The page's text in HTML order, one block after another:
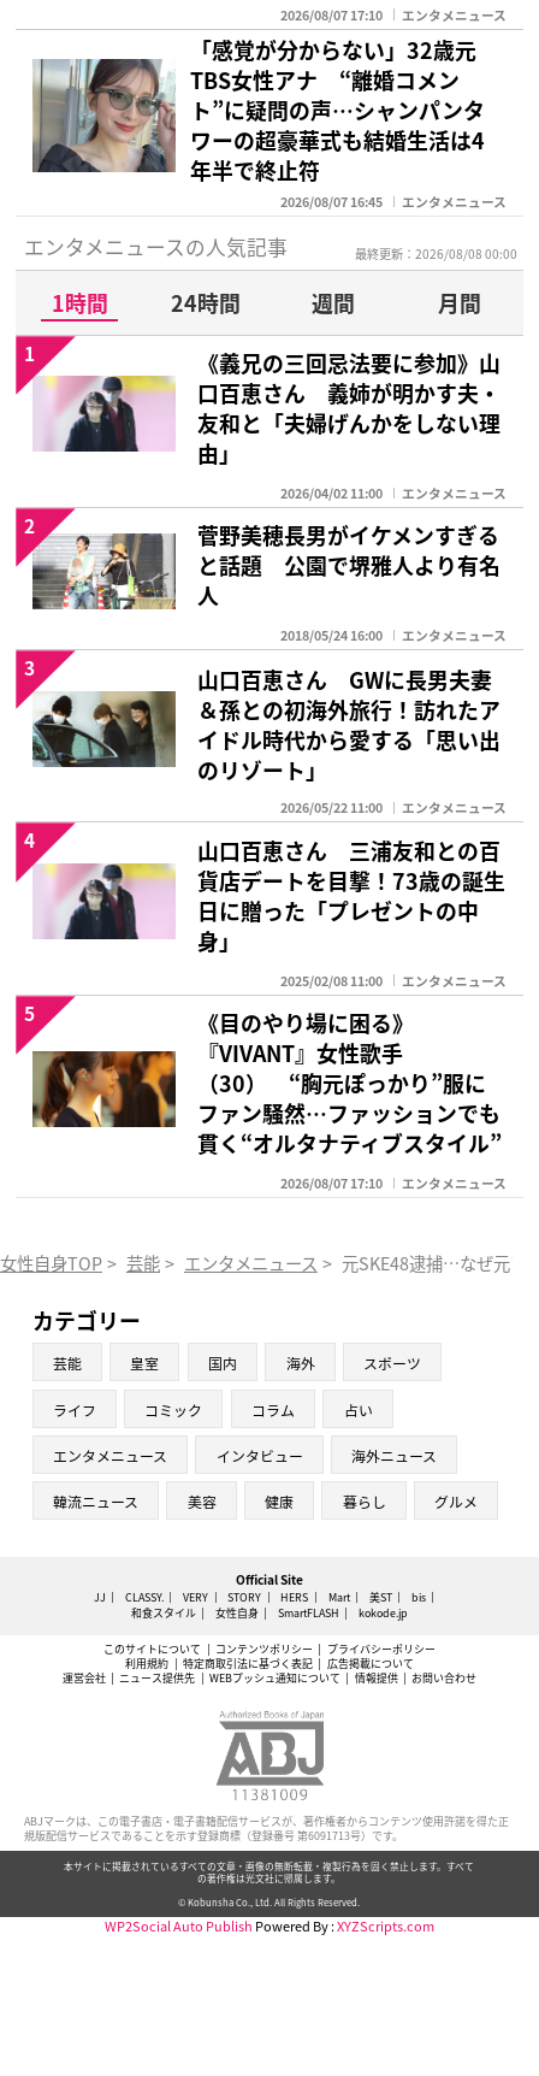
2026/08/07 17:10 エンタメニュース
「感覚が分からない」32歳元
TBS女性アナ “離婚コメン
ト”に疑問の声…シャンパンタ
ワーの超豪華式も結婚生活は4
年半で終止符
2026/08/07 16:45 エンタメニュース
エンタメニュースの人気記事 最終更新：2026/08/08 00:00
1時間 24時間 週間
月間
《義兄の三回忌法要に参加》山
口百恵さん 義姉が明かす夫・
友和と「夫婦げんかをしない理
由」
2026/04/02 11:00 エンタメニュース
1
菅野美穂長男がイケメンすぎる
と話題 公園で堺雅人より有名
人
2018/05/24 16:00 エンタメニュース
2
山口百恵さん GWに長男夫妻
＆孫との初海外旅行！訪れたア
イドル時代から愛する「思い出
のリゾート」
2026/05/22 11:00 エンタメニュース
3
山口百恵さん 三浦友和との百
貨店デートを目撃！73歳の誕生
日に贈った「プレゼントの中
身」
2025/02/08 11:00 エンタメニュース
4
《目のやり場に困る》
『VIVANT』女性歌手
（30） “胸元ぽっかり”服に
ファン騒然…ファッションでも
貫く“オルタナティブスタイル”
2026/08/07 17:10 エンタメニュース
5
女性自身TOP > 芸能 > エンタメニュース > 元SKE48逮捕…なぜ元ア
カテゴリー
芸能 皇室 国内 海外 スポーツ
ライフ コミック コラム 占い
エンタメニュース インタビュー 海外ニュース
韓流ニュース 美容 健康 暮らし グルメ
Official Site
JJ CLASSY. VERY STORY HERS Mart 美ST
bis
和食スタイル
女性自身 SmartFLASH kokode.jp
このサイトについて コンテンツポリシー
プライバシーポリシー
利用規約
特定商取引法に基づく表記
広告掲載について
運営会社
ニュース提供先 WEBプッシュ通知について 情報提供 お問い合わせ
ABJマークは、この電子書店・電子書籍配信サービスが、著作権者からコンテンツ使用許諾を得た正
規版配信サービスであることを示す登録商標（登録番号 第6091713号）です。
本サイトに掲載されているすべての文章・画像の無断転載・複製行為を固く禁止します。すべて
の著作権は光文社に帰属します。
© Kobunsha Co., Ltd. All Rights Reserved.
WP2Social Auto Publish Powered By :XYZScripts.com